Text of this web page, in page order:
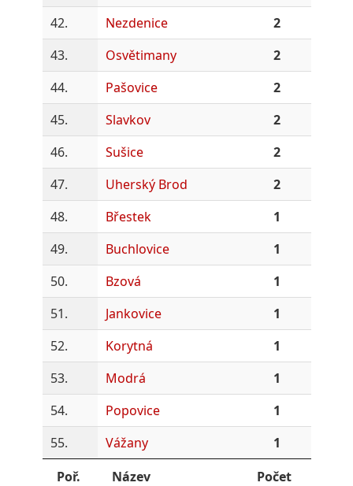
42.
Nezdenice
2
43.
Osvětimany
2
44.
Pašovice
2
45.
Slavkov
2
46.
Sušice
2
47.
Uherský Brod
2
48.
Břestek
1
49.
Buchlovice
1
50.
Bzová
1
51.
Jankovice
1
52.
Korytná
1
53.
Modrá
1
54.
Popovice
1
55.
Vážany
1
Poř.
Název Počet